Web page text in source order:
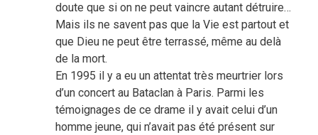
doute que si on ne peut vaincre autant détruire…
Mais ils ne savent pas que la Vie est partout et
que Dieu ne peut être terrassé, même au delà
de la mort.
En 1995 il y a eu un attentat très meurtrier lors
d’un concert au Bataclan à Paris. Parmi les
témoignages de ce drame il y avait celui d’un
homme jeune, qui n’avait pas été présent sur